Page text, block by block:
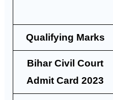
Qualifying Marks
Bihar Civil Court
Admit Card 2023